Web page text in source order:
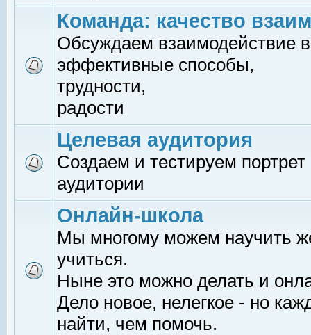
Команда: качество
Обсуждаем взаимодействие
эффективные способы,
трудности,
радости
Целевая аудитория
Создаем и тестируем
аудитории
Онлайн-школа
Мы многому можем научить
учиться.
Ныне это можно делать и
Дело новое, нелегкое - но
найти, чем помочь.